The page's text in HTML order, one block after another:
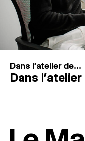
Dans l'atelier de...
Dans